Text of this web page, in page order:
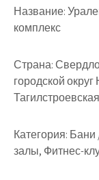
Название:
комплекс
Страна:
городской
Категория: Бани
залы, Фитнес-